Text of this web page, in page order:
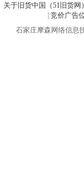
关于旧货中国（51旧货网）
竞价广告
石家庄摩森网络信息